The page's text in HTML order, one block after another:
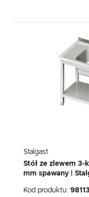
Stalgast
Stół ze zlewem
mm spawany |
Kod produktu: